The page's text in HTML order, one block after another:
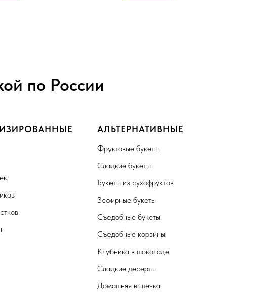
по России
АЛЬТЕРНАТИВНЫЕ
Фруктовые букеты
Сладкие букеты
Букеты из сухофруктов
Зефирные букеты
Съедобные букеты
Съедобные корзины
Клубника в шоколаде
Сладкие десерты
Домашняя выпечка